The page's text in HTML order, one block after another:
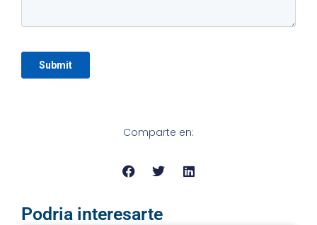
Comparte en:
Podria interesarte